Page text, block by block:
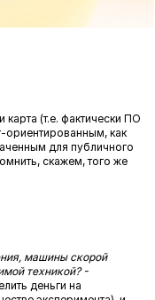
(т.е. фактически ПО
ориентированным, как
для публичного
скажем, того же
машины скорой
техникой? -
деньги на